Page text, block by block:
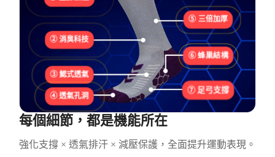
② 消臭科技
③ 鰓式透氣
④ 透氣孔洞
⑤ 三倍加厚
⑥ 蜂巢結構
⑦ 足弓支撐
每個細節，都是機能所在
強化支撐 × 透氣排汗 × 減壓保護，全面提升運動表現。